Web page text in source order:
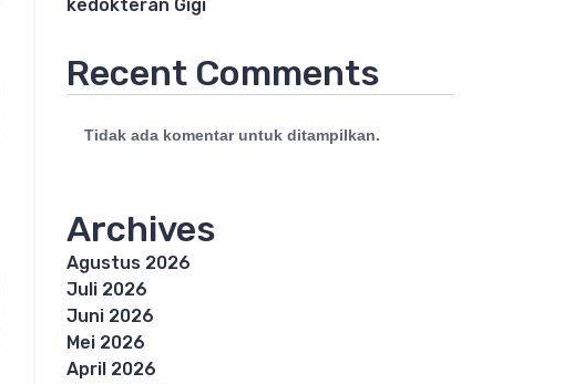
kedokteran Gigi
Recent Comments
Tidak ada komentar untuk ditampilkan.
Archives
Agustus 2026
Juli 2026
Juni 2026
Mei 2026
April 2026